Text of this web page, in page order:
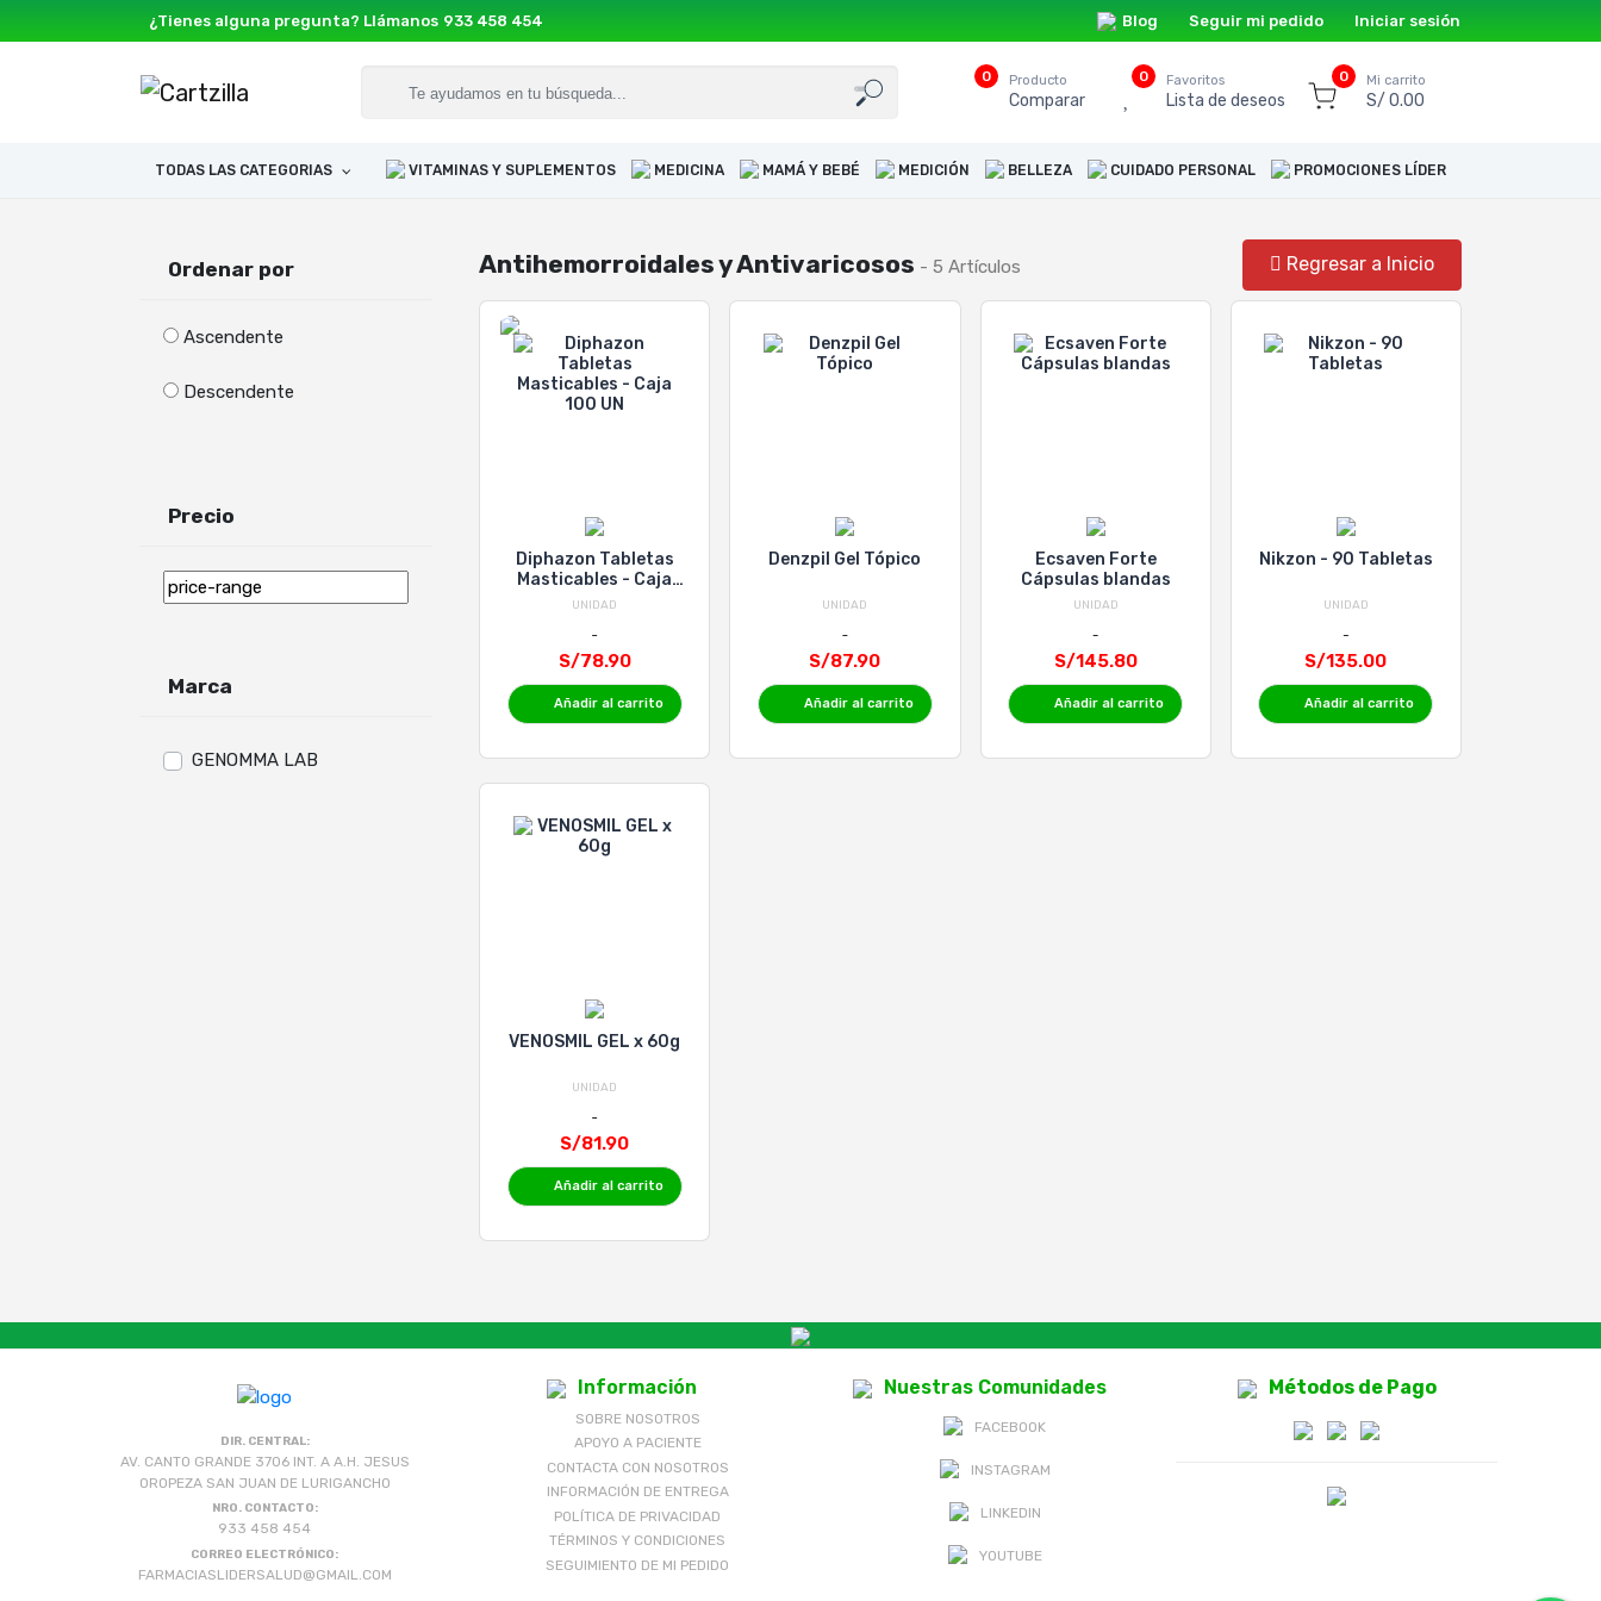
¿Tienes alguna pregunta? Llámanos 933 458 454 Blog Seguir mi pedido Iniciar sesión
0 Producto
Comparar
0 Favoritos
Lista de deseos
0 Mi carrito
S/ 0.00
TODAS LAS CATEGORIAS VITAMINAS Y SUPLEMENTOS MEDICINA MAMÁ Y BEBÉ MEDICIÓN BELLEZA CUIDADO PERSONAL PROMOCIONES LÍDER
Ordenar por
Ascendente
Descendente
Precio
Marca
GENOMMA LAB
Antihemorroidales y Antivaricosos - 5 Artículos Regresar a Inicio
Diphazon Tabletas
Masticables - Caja
100 UN
UNIDAD
S/78.90
Añadir al carrito
Denzpil Gel Tópico
UNIDAD
S/87.90
Añadir al carrito
Ecsaven Forte
Cápsulas blandas
UNIDAD
S/145.80
Añadir al carrito
Nikzon - 90 Tabletas
UNIDAD
S/135.00
Añadir al carrito
VENOSMIL GEL x 60g
UNIDAD
S/81.90
Añadir al carrito
DIR. CENTRAL:
AV. CANTO GRANDE 3706 INT. A A.H. JESUS
OROPEZA SAN JUAN DE LURIGANCHO
NRO. CONTACTO:
933 458 454
CORREO ELECTRÓNICO:
FARMACIASLIDERSALUD@GMAIL.COM
Información
SOBRE NOSOTROS
APOYO A PACIENTE
CONTACTA CON NOSOTROS
INFORMACIÓN DE ENTREGA
POLÍTICA DE PRIVACIDAD
TÉRMINOS Y CONDICIONES
SEGUIMIENTO DE MI PEDIDO
Nuestras Comunidades
FACEBOOK
INSTAGRAM
LINKEDIN
YOUTUBE
Métodos de Pago